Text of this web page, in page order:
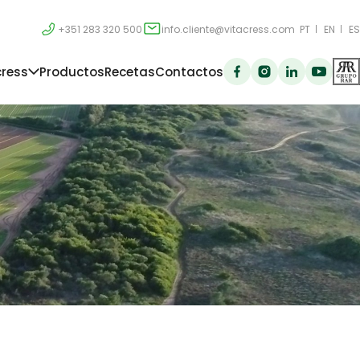
+351 283 320 500 info.cliente@vitacress.com PT EN ES
ProductosRecetasContactos